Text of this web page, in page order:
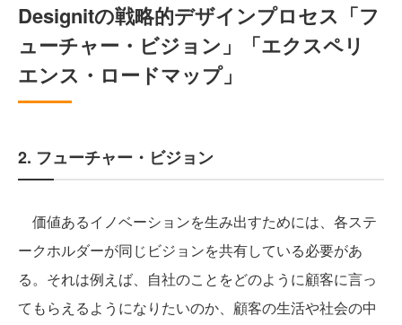
Designitの戦略的デザインプロセス「フ
ューチャー・ビジョン」「エクスペリ
エンス・ロードマップ」
2. フューチャー・ビジョン
価値あるイノベーションを生み出すためには、各ステ
ークホルダーが同じビジョンを共有している必要があ
る。それは例えば、自社のことをどのように顧客に言っ
てもらえるようになりたいのか、顧客の生活や社会の中